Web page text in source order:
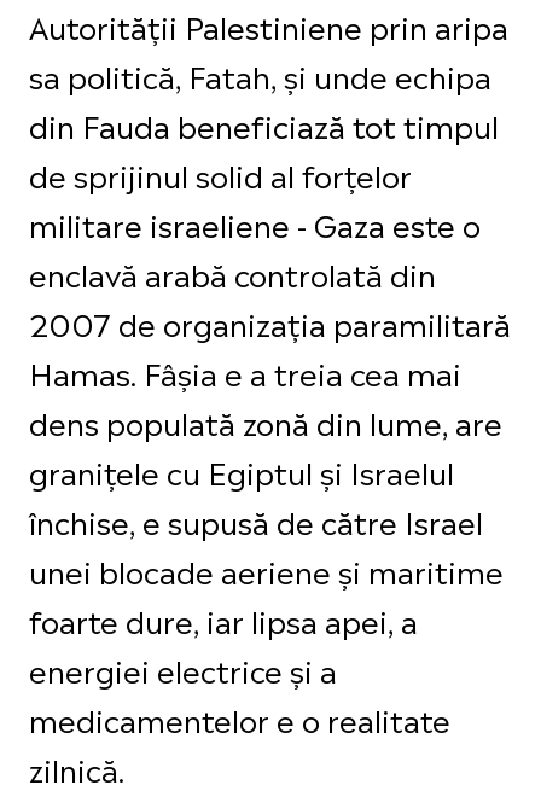
Autorității Palestiniene prin aripa
sa politică, Fatah, și unde echipa
din Fauda beneficiază tot timpul
de sprijinul solid al forțelor
militare israeliene - Gaza este o
enclavă arabă controlată din
2007 de organizația paramilitară
Hamas. Fâșia e a treia cea mai
dens populată zonă din lume, are
granițele cu Egiptul și Israelul
închise, e supusă de către Israel
unei blocade aeriene și maritime
foarte dure, iar lipsa apei, a
energiei electrice și a
medicamentelor e o realitate
zilnică.